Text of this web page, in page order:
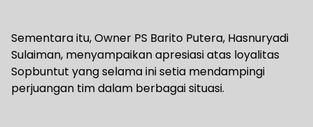
Sementara itu, Owner PS Barito Putera, Hasnuryadi
Sulaiman, menyampaikan apresiasi atas loyalitas
Sopbuntut yang selama ini setia mendampingi
perjuangan tim dalam berbagai situasi.